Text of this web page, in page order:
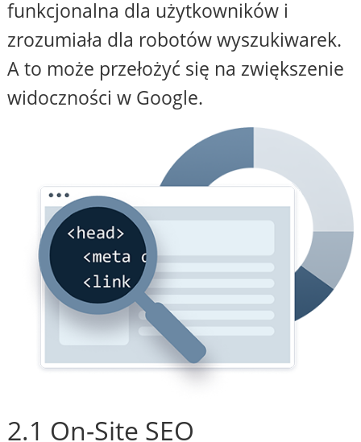
funkcjonalna dla użytkowników i
zrozumiała dla robotów wyszukiwarek.
A to może przełożyć się na zwiększenie
widoczności w Google.
2.1 On-Site SEO